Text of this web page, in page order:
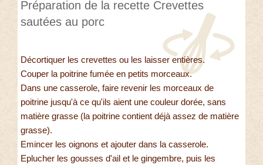
Préparation de la recette Crevettes
sautées au porc
Décortiquer les crevettes ou les laisser entières.
Couper la poitrine fumée en petits morceaux.
Dans une casserole, faire revenir les morceaux de
poitrine jusqu'à ce qu'ils aient une couleur dorée, sans
matière grasse (la poitrine contient déjà assez de matière
grasse).
Emincer les oignons et ajouter dans la casserole.
Eplucher les gousses d'ail et le gingembre, puis les